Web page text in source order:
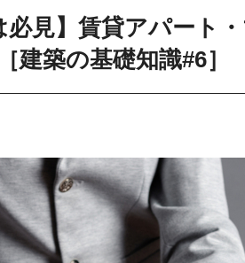
必見】賃貸アパート
建築の基礎知識#6］